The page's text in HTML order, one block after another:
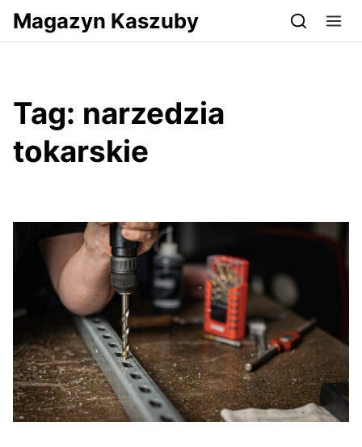
Przejdź do serwisu magazynkaszuby.pl
Magazyn Kaszuby
Tag: narzedzia
tokarskie